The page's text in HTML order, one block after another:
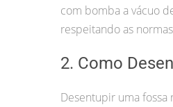
com bomba a vácuo
respeitando as
2. Como
Desentupir uma